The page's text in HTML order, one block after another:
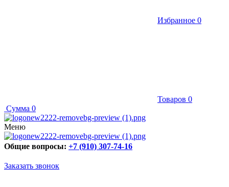
Избранное 0
Товаров 0
Сумма 0
Меню
Общие вопросы: +7 (910) 307-74-16
Заказать звонок